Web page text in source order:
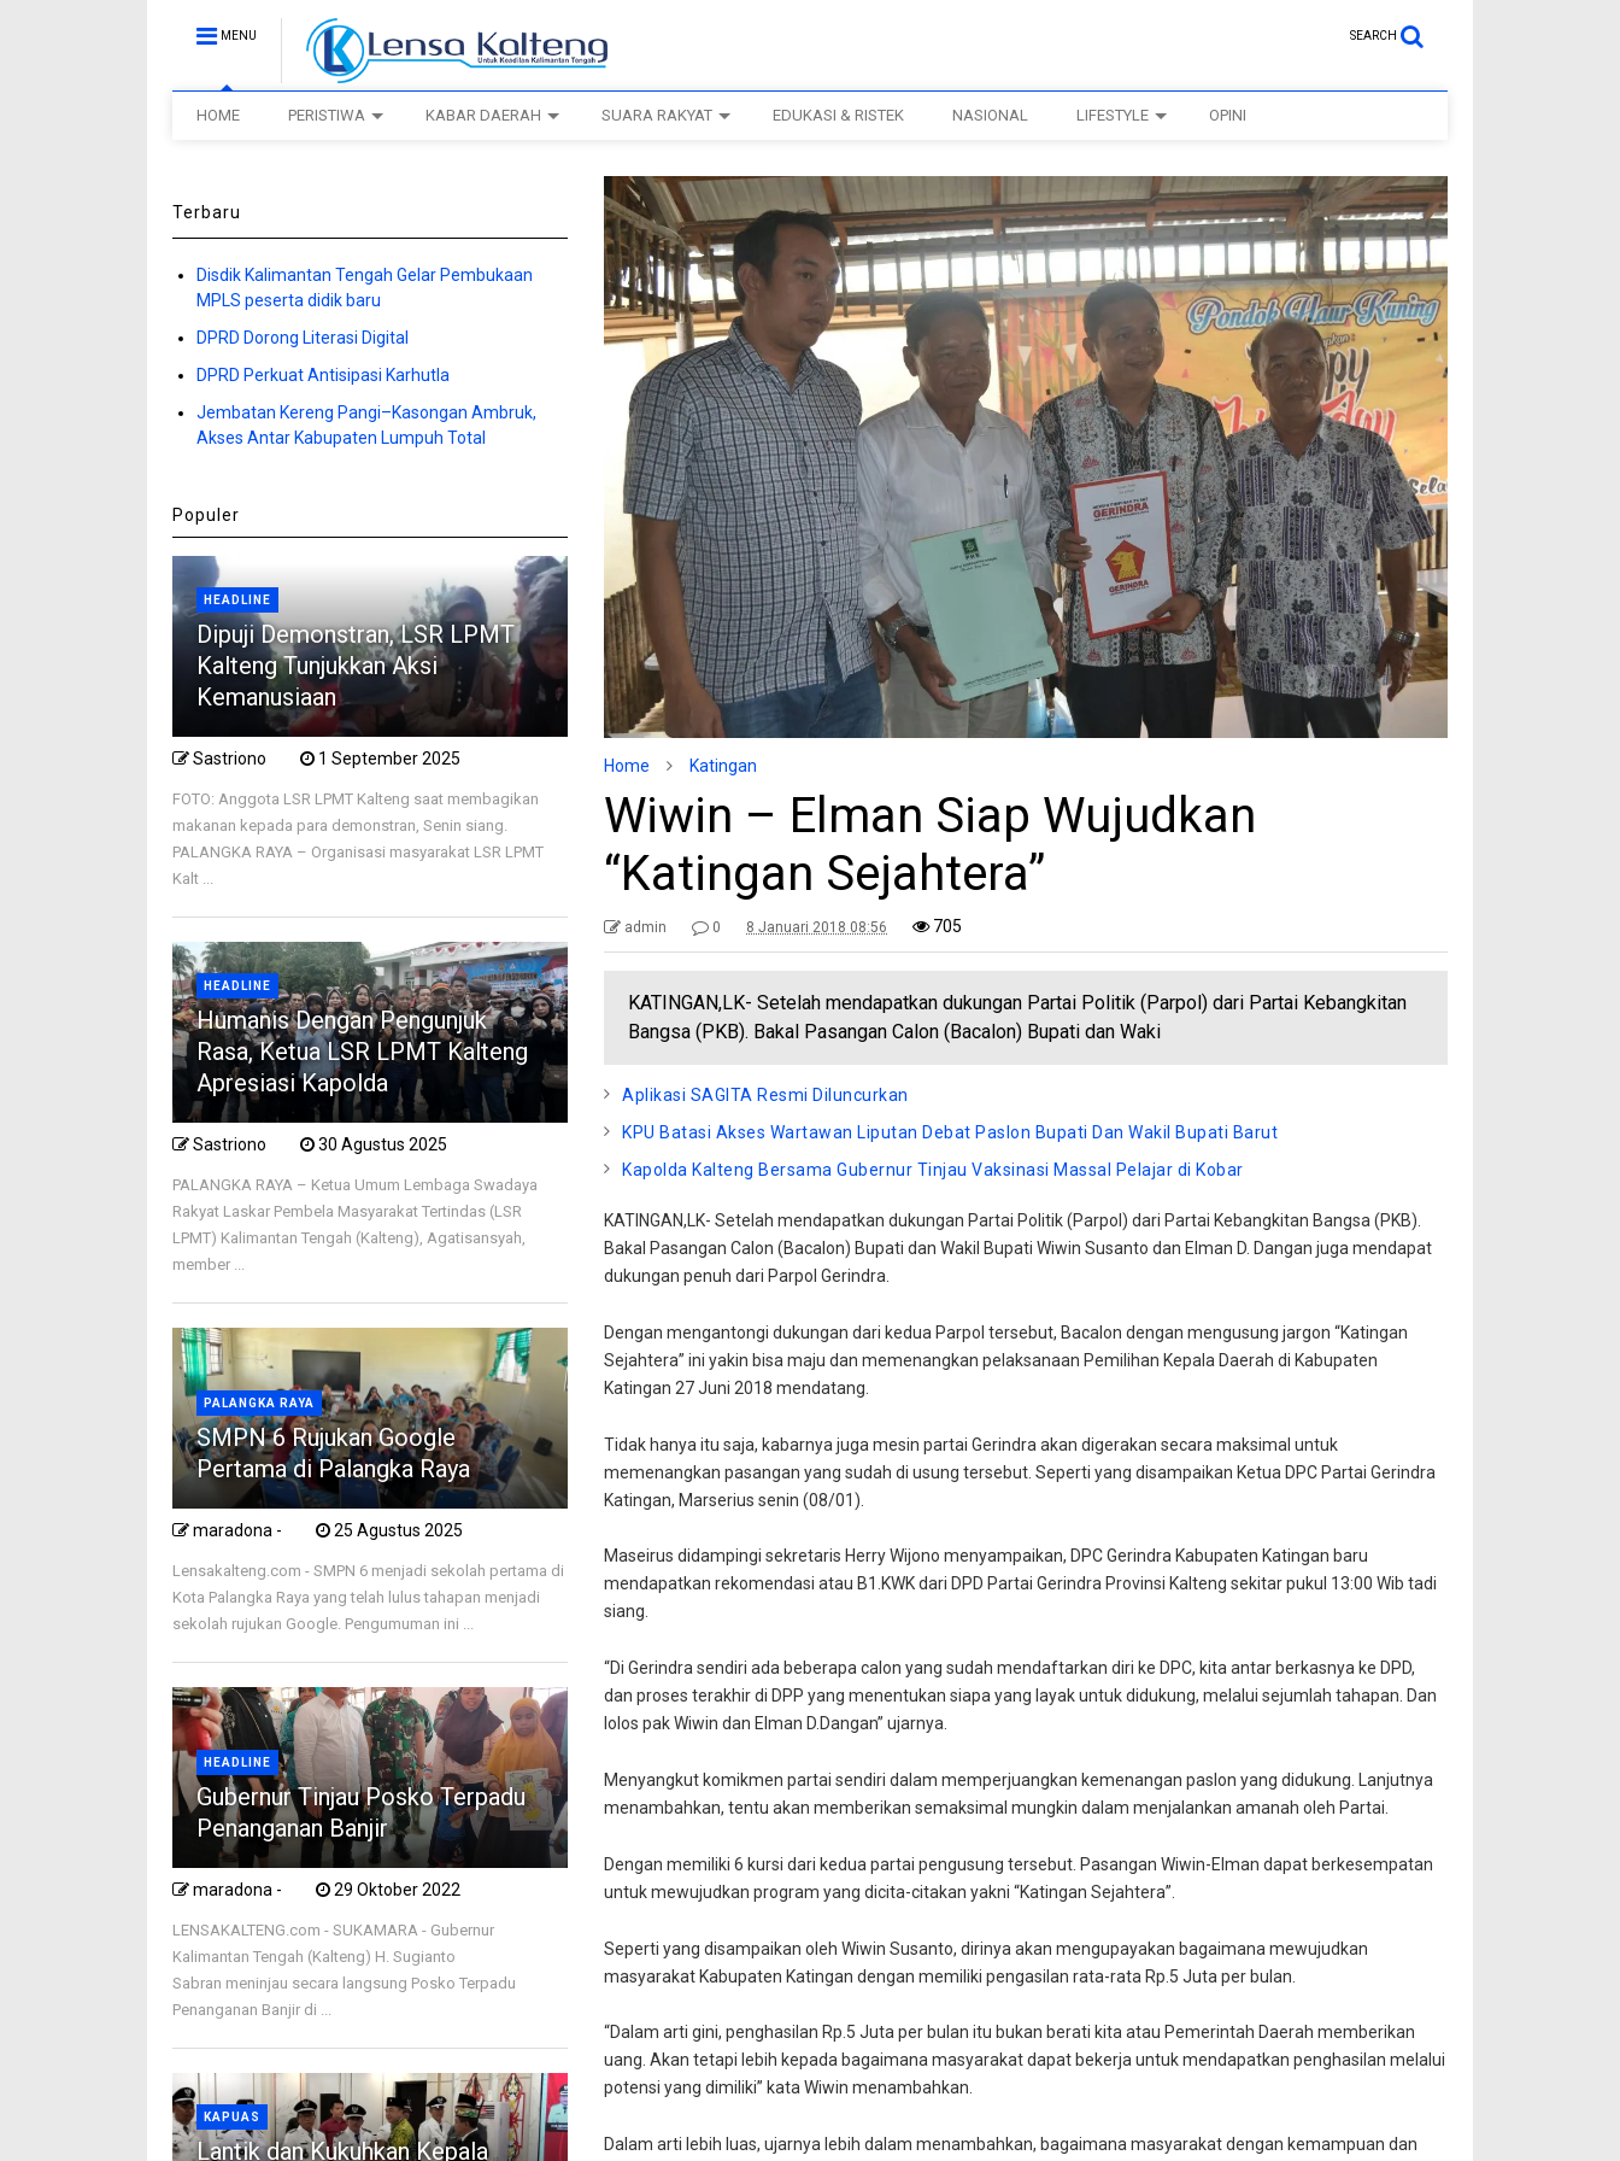
MENU SEARCH
HOME PERISTIWA KABAR DAERAH SUARA RAKYAT EDUKASI & RISTEK NASIONAL LIFESTYLE OPINI
Home Katingan
Wiwin – Elman Siap Wujudkan
“Katingan Sejahtera”
admin 0 8 Januari 2018 08:56 705
KATINGAN,LK- Setelah mendapatkan dukungan Partai Politik (Parpol) dari Partai Kebangkitan
Bangsa (PKB). Bakal Pasangan Calon (Bacalon) Bupati dan Waki
Aplikasi SAGITA Resmi Diluncurkan
KPU Batasi Akses Wartawan Liputan Debat Paslon Bupati Dan Wakil Bupati Barut
Kapolda Kalteng Bersama Gubernur Tinjau Vaksinasi Massal Pelajar di Kobar
KATINGAN,LK- Setelah mendapatkan dukungan Partai Politik (Parpol) dari Partai Kebangkitan Bangsa (PKB).
Bakal Pasangan Calon (Bacalon) Bupati dan Wakil Bupati Wiwin Susanto dan Elman D. Dangan juga mendapat
dukungan penuh dari Parpol Gerindra.
Dengan mengantongi dukungan dari kedua Parpol tersebut, Bacalon dengan mengusung jargon “Katingan
Sejahtera” ini yakin bisa maju dan memenangkan pelaksanaan Pemilihan Kepala Daerah di Kabupaten
Katingan 27 Juni 2018 mendatang.
Tidak hanya itu saja, kabarnya juga mesin partai Gerindra akan digerakan secara maksimal untuk
memenangkan pasangan yang sudah di usung tersebut. Seperti yang disampaikan Ketua DPC Partai Gerindra
Katingan, Marserius senin (08/01).
Maseirus didampingi sekretaris Herry Wijono menyampaikan, DPC Gerindra Kabupaten Katingan baru
mendapatkan rekomendasi atau B1.KWK dari DPD Partai Gerindra Provinsi Kalteng sekitar pukul 13:00 Wib tadi
siang.
“Di Gerindra sendiri ada beberapa calon yang sudah mendaftarkan diri ke DPC, kita antar berkasnya ke DPD,
dan proses terakhir di DPP yang menentukan siapa yang layak untuk didukung, melalui sejumlah tahapan. Dan
lolos pak Wiwin dan Elman D.Dangan” ujarnya.
Menyangkut komikmen partai sendiri dalam memperjuangkan kemenangan paslon yang didukung. Lanjutnya
menambahkan, tentu akan memberikan semaksimal mungkin dalam menjalankan amanah oleh Partai.
Dengan memiliki 6 kursi dari kedua partai pengusung tersebut. Pasangan Wiwin-Elman dapat berkesempatan
untuk mewujudkan program yang dicita-citakan yakni “Katingan Sejahtera”.
Seperti yang disampaikan oleh Wiwin Susanto, dirinya akan mengupayakan bagaimana mewujudkan
masyarakat Kabupaten Katingan dengan memiliki pengasilan rata-rata Rp.5 Juta per bulan.
“Dalam arti gini, penghasilan Rp.5 Juta per bulan itu bukan berati kita atau Pemerintah Daerah memberikan
uang. Akan tetapi lebih kepada bagaimana masyarakat dapat bekerja untuk mendapatkan penghasilan melalui
potensi yang dimiliki” kata Wiwin menambahkan.
Dalam arti lebih luas, ujarnya lebih dalam menambahkan, bagaimana masyarakat dengan kemampuan dan
Terbaru
Disdik Kalimantan Tengah Gelar Pembukaan
MPLS peserta didik baru
DPRD Dorong Literasi Digital
DPRD Perkuat Antisipasi Karhutla
Jembatan Kereng Pangi–Kasongan Ambruk,
Akses Antar Kabupaten Lumpuh Total
Populer
HEADLINE
Dipuji Demonstran, LSR LPMT
Kalteng Tunjukkan Aksi
Kemanusiaan
Sastriono 1 September 2025
FOTO: Anggota LSR LPMT Kalteng saat membagikan
makanan kepada para demonstran, Senin siang.
PALANGKA RAYA – Organisasi masyarakat LSR LPMT
Kalt ...
HEADLINE
Humanis Dengan Pengunjuk
Rasa, Ketua LSR LPMT Kalteng
Apresiasi Kapolda
Sastriono 30 Agustus 2025
PALANGKA RAYA – Ketua Umum Lembaga Swadaya
Rakyat Laskar Pembela Masyarakat Tertindas (LSR
LPMT) Kalimantan Tengah (Kalteng), Agatisansyah,
member ...
PALANGKA RAYA
SMPN 6 Rujukan Google
Pertama di Palangka Raya
maradona - 25 Agustus 2025
Lensakalteng.com - SMPN 6 menjadi sekolah pertama di
Kota Palangka Raya yang telah lulus tahapan menjadi
sekolah rujukan Google. Pengumuman ini ...
HEADLINE
Gubernur Tinjau Posko Terpadu
Penanganan Banjir
maradona - 29 Oktober 2022
LENSAKALTENG.com - SUKAMARA - Gubernur
Kalimantan Tengah (Kalteng) H. Sugianto
Sabran meninjau secara langsung Posko Terpadu
Penanganan Banjir di ...
KAPUAS
Lantik dan Kukuhkan Kepala